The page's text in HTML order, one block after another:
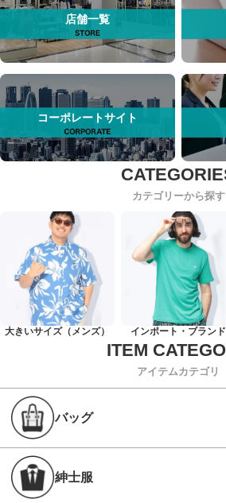
店舗一覧
コーポレートサイト
カテゴリーから探す
大きいサイズ（メンズ） インポート・ブランド
アイテムカテゴリ
バッグ
紳士服